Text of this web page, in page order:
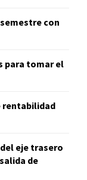
con
para tomar el
rentabilidad
eje trasero
de